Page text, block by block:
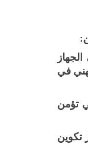
حاليا على 136 مركز تكوين مهني في
مراكز تكوين مهني تؤمن
39 مركز تكوين